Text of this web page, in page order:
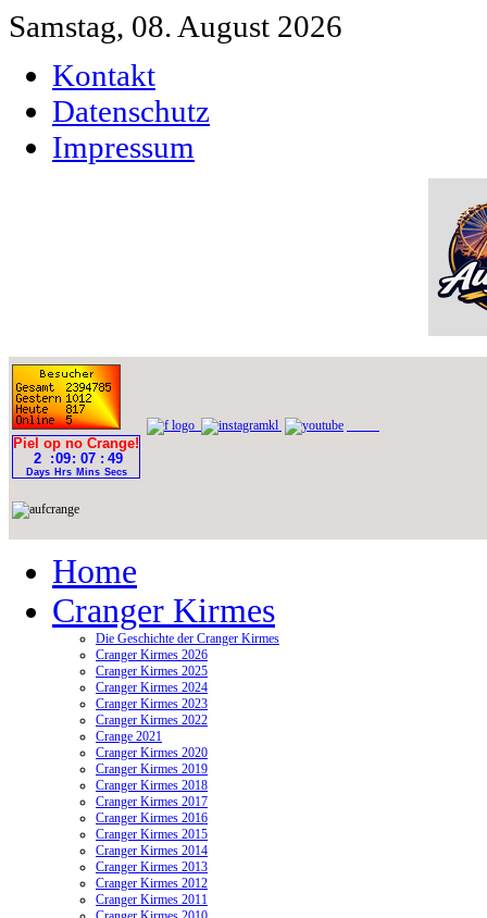
Samstag, 08. August 2026
Kontakt
Datenschutz
Impressum
Home
Cranger Kirmes
Die Geschichte der Cranger Kirmes
Cranger Kirmes 2026
Cranger Kirmes 2025
Cranger Kirmes 2024
Cranger Kirmes 2023
Cranger Kirmes 2022
Crange 2021
Cranger Kirmes 2020
Cranger Kirmes 2019
Cranger Kirmes 2018
Cranger Kirmes 2017
Cranger Kirmes 2016
Cranger Kirmes 2015
Cranger Kirmes 2014
Cranger Kirmes 2013
Cranger Kirmes 2012
Cranger Kirmes 2011